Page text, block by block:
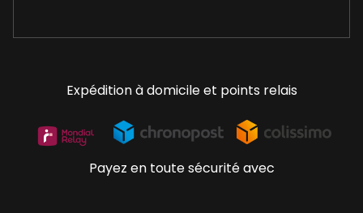
Expédition à domicile et points relais
Payez en toute sécurité avec